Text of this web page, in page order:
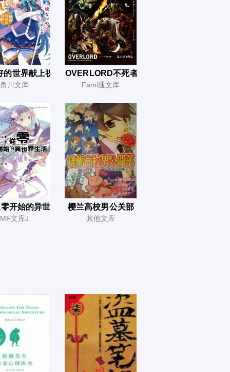
的世界献上祝福！
角川文库
OVERLORD不死者之王
Fami通文库
干掉
开始的异世界生活
MF文库J
樱兰高校男公关部
其他文库